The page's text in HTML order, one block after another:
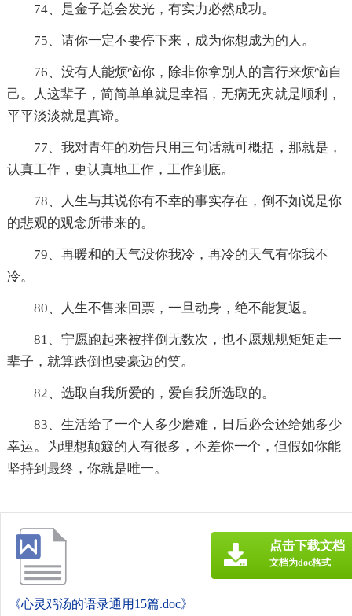
74、是金子总会发光，有实力必然成功。
75、请你一定不要停下来，成为你想成为的人。
76、没有人能烦恼你，除非你拿别人的言行来烦恼自
己。人这辈子，简简单单就是幸福，无病无灾就是顺利，
平平淡淡就是真谛。
77、我对青年的劝告只用三句话就可概括，那就是，
认真工作，更认真地工作，工作到底。
78、人生与其说你有不幸的事实存在，倒不如说是你
的悲观的观念所带来的。
79、再暖和的天气没你我冷，再冷的天气有你我不
冷。
80、人生不售来回票，一旦动身，绝不能复返。
81、宁愿跑起来被拌倒无数次，也不愿规规矩矩走一
辈子，就算跌倒也要豪迈的笑。
82、选取自我所爱的，爱自我所选取的。
83、生活给了一个人多少磨难，日后必会还给她多少
幸运。为理想颠簸的人有很多，不差你一个，但假如你能
坚持到最终，你就是唯一。
《心灵鸡汤的语录通用15篇.doc》
点击下载文档
文档为doc格式